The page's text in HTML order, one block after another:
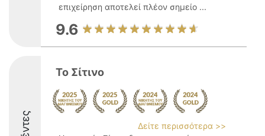
επιχείρηση αποτελεί πλέον σημείο ...
9.6
Το Σίτινο
Δείτε περισσότερα >>